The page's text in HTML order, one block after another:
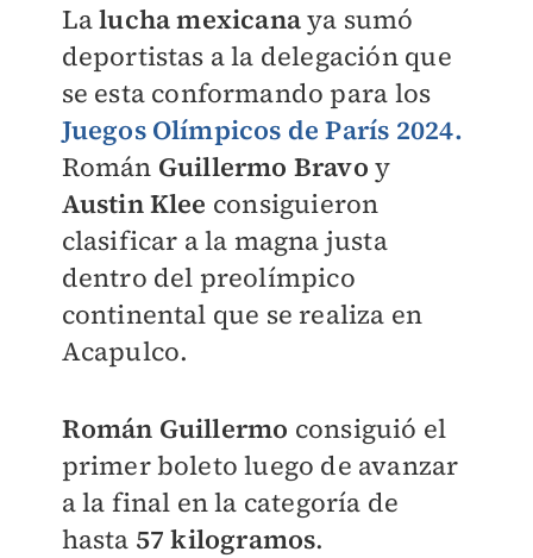
Lalucha mexicanaya sumó
deportistas a la delegación que
se esta conformando para los
Juegos Olímpicos de París 2024.
Román Guillermo Bravo y
Austin Klee consiguieron
clasificar a la magna justa
dentro del preolímpico
continental que se realiza en
Acapulco.
Román Guillermo consiguió el
primer boleto luego de avanzar
a la final en la categoría de
hasta 57 kilogramos.